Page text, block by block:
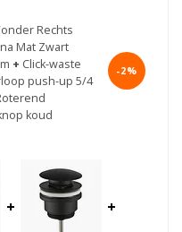
Rechts
Mat Zwart
+ Click-waste
push-up 5/4
koud
-2%
+ +